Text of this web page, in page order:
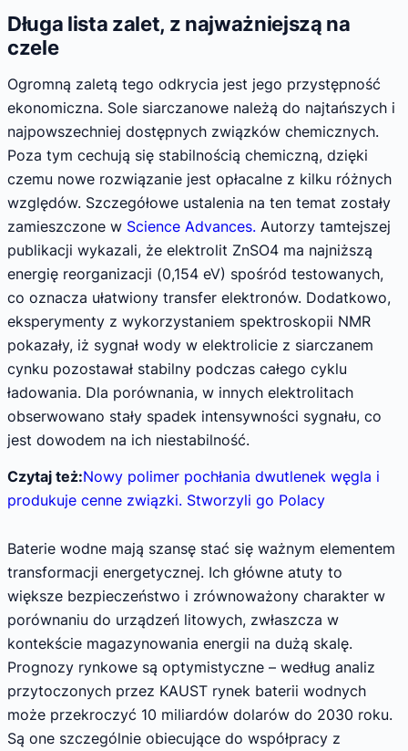
Długa lista zalet, z najważniejszą na
czele
Ogromną zaletą tego odkrycia jest jego przystępność
ekonomiczna. Sole siarczanowe należą do najtańszych i
najpowszechniej dostępnych związków chemicznych.
Poza tym cechują się stabilnością chemiczną, dzięki
czemu nowe rozwiązanie jest opłacalne z kilku różnych
względów. Szczegółowe ustalenia na ten temat zostały
zamieszczone w Science Advances. Autorzy tamtejszej
publikacji wykazali, że elektrolit ZnSO4 ma najniższą
energię reorganizacji (0,154 eV) spośród testowanych,
co oznacza ułatwiony transfer elektronów. Dodatkowo,
eksperymenty z wykorzystaniem spektroskopii NMR
pokazały, iż sygnał wody w elektrolicie z siarczanem
cynku pozostawał stabilny podczas całego cyklu
ładowania. Dla porównania, w innych elektrolitach
obserwowano stały spadek intensywności sygnału, co
jest dowodem na ich niestabilność.
Czytaj też:Nowy polimer pochłania dwutlenek węgla i
produkuje cenne związki. Stworzyli go Polacy
Baterie wodne mają szansę stać się ważnym elementem
transformacji energetycznej. Ich główne atuty to
większe bezpieczeństwo i zrównoważony charakter w
porównaniu do urządzeń litowych, zwłaszcza w
kontekście magazynowania energii na dużą skalę.
Prognozy rynkowe są optymistyczne – według analiz
przytoczonych przez KAUST rynek baterii wodnych
może przekroczyć 10 miliardów dolarów do 2030 roku.
Są one szczególnie obiecujące do współpracy z